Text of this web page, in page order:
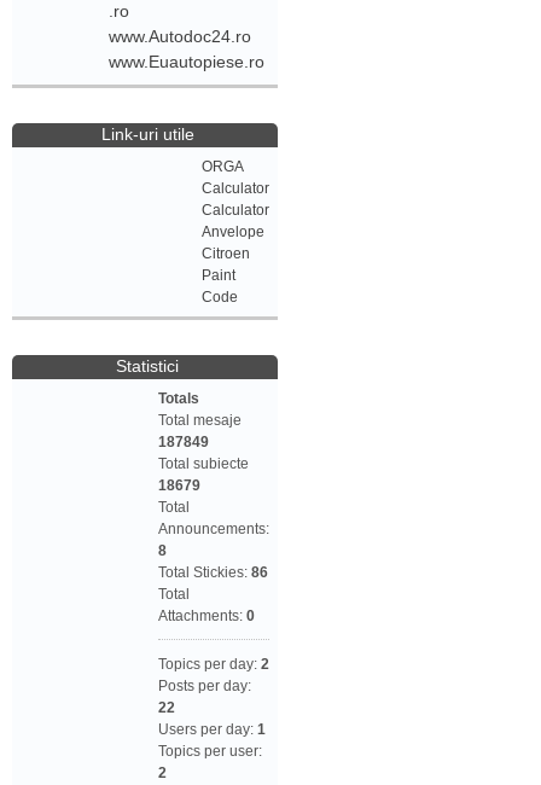
www.Autodoc24.ro
www.Euautopiese.ro
Link-uri utile
ORGA
Calculator
Calculator
Anvelope
Citroen
Paint
Code
Statistici
Totals
Total mesaje
187849
Total subiecte
18679
Total
Announcements:
8
Total Stickies: 86
Total
Attachments: 0
Topics per day: 2
Posts per day:
22
Users per day: 1
Topics per user:
2